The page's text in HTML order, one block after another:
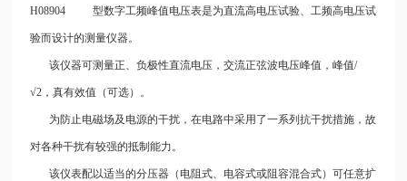
H08904 型数字工频峰值电压表是为直流高电压试验、工频高电压试
验而设计的测量仪器。
该仪器可测量正、负极性直流电压，交流正弦波电压峰值，峰值/
√2，真有效值（可选）。
为防止电磁场及电源的干扰，在电路中采用了一系列抗干扰措施，故
对各种干扰有较强的抵制能力。
该仪表配以适当的分压器（电阻式、电容式或阻容混合式）可任意扩